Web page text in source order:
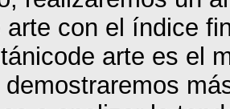
arte con el índice
arte es el